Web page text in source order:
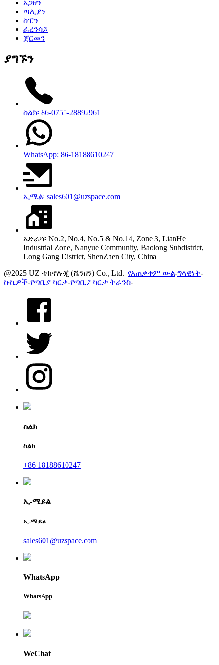
አጋዘን
ጣሊያን
ስፔን
ፈረንሳይ
ጀርመን
ያግኙን
ስልክ፡ 86-0755-28892961
WhatsApp: 86-18188610247
ኢሜል፡ sales601@uzspace.com
አድራሻ፡ No.2, No.4, No.5 & No.14, Zone 3, LianHe
Industrial Zone, Nanyue Community, Baolong Subdistrict,
Long Gang District, ShenZhen City, China
@2025 UZ ቴክኖሎጂ (ሼንዘን) Co., Ltd. | የአጠቃቀም ውል-ግላዊነት-
ኩኪዎች-የጣቢያ ካርታ-የጣቢያ ካርታ ትራንስ-
ስልክ
ስልክ
+86 18188610247
ኢ-ሜይል
ኢ-ሜይል
sales601@uzspace.com
WhatsApp
WhatsApp
WeChat